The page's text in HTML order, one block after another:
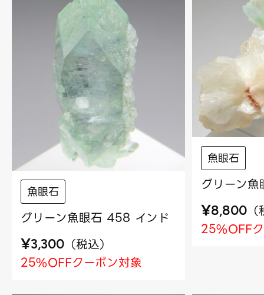
魚眼石
グリーン魚眼石 458 インド
¥3,300 （税込）
25%OFFクーポン対象
魚眼石
グリーン
¥8,800 （
25%OFF